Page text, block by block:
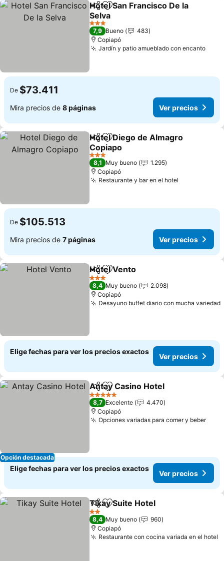
CompartirAgregar a favoritos
Hotel San Francisco De la
Selva
3 Estrellas
7,9 Bueno
483
Copiapó
Jardín y patio amueblado con encanto
De $73.411
Mira precios de 8 páginas Ver precios
CompartirAgregar a favoritos
Hotel Diego de Almagro
Copiapo
3 Estrellas
8,1 Muy bueno
1.295
Copiapó
Restaurante y bar en el hotel
De $105.513
Mira precios de 7 páginas Ver precios
CompartirAgregar a favoritos
Hotel Vento
3 Estrellas
8,4 Muy bueno
2.098
Copiapó
Desayuno buffet diario con mucha variedad
Elige fechas para ver los precios exactos
Ver precios
Opción destacada
CompartirAgregar a favoritos
Antay Casino Hotel
5 Estrellas
8,7 Excelente
4.470
Copiapó
Opciones variadas para comer y beber
Elige fechas para ver los precios exactos
Ver precios
Compartir
Agregar a favoritos
Tikay Suite Hotel
2 Estrellas
8,4 Muy bueno
960
Copiapó
Restaurante con cocina variada en el hotel